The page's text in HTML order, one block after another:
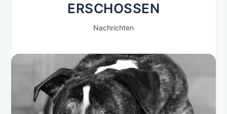
ERSCHOSSEN
Nachrichten